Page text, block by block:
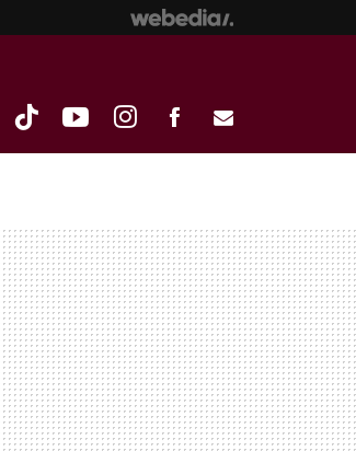
MAIL